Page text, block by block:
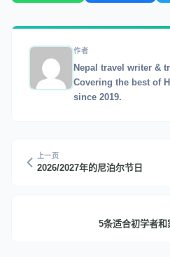
作者
Nepal travel writer &
Covering the best of
since 2019.
上一页
2026/2027年的尼泊尔节日
5条适合初学者